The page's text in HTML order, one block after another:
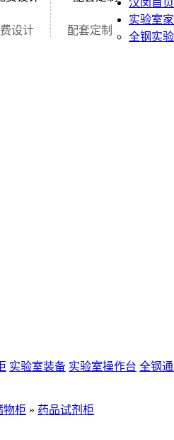
设计 配套定制
实验室
全钢实
实验室装备 实验室操作台 全钢
物柜 » 药品试剂柜